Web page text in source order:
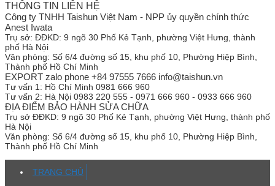
THÔNG TIN LIÊN HỆ
Công ty TNHH Taishun Việt Nam - NPP ủy quyền chính thức
Anest Iwata
Trụ sở: ĐĐKD: 9 ngõ 30 Phố Kẻ Tạnh, phường Việt Hưng, thành
phố Hà Nội
Văn phòng: Số 6/4 đường số 15, khu phố 10, Phường Hiệp Bình,
Thành phố Hồ Chí Minh
EXPORT zalo phone +84 97555 7666 info@taishun.vn
Tư vấn 1: Hồ Chí Minh 0981 666 960
Tư vấn 2: Hà Nội 0983 220 555 - 0971 666 960 - 0933 666 960
ĐỊA ĐIỂM BẢO HÀNH SỬA CHỮA
Trụ sở ĐĐKD: 9 ngõ 30 Phố Kẻ Tạnh, phường Việt Hưng, thành phố
Hà Nội
Văn phòng: Số 6/4 đường số 15, khu phố 10, Phường Hiệp Bình,
Thành phố Hồ Chí Minh
TRANG CHỦ